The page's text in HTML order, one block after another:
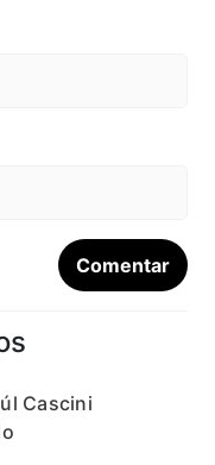
Cascini